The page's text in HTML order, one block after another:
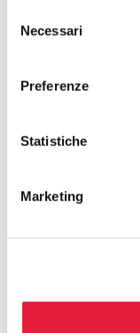
delNecessari
Preferenze
Statistiche
Marketing